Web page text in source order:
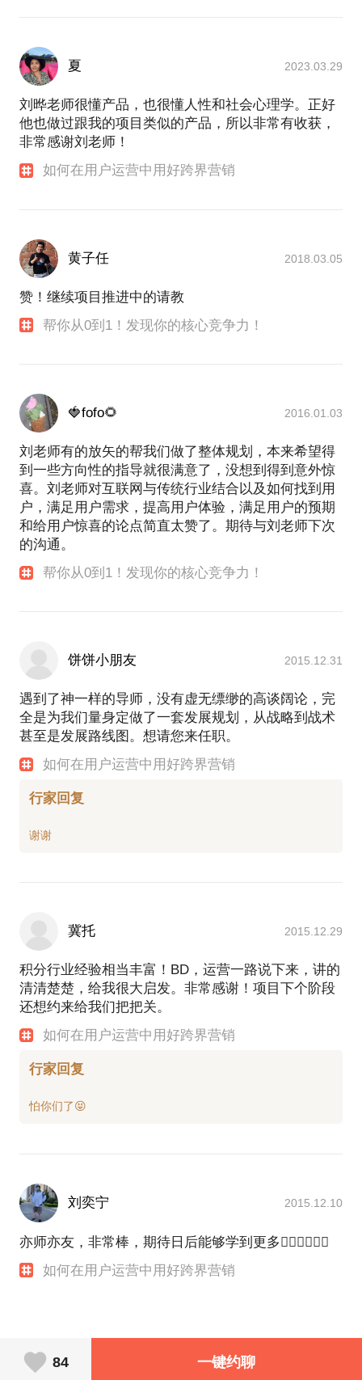
夏 2023.03.29
刘晔老师很懂产品，也很懂人性和社会心理学。正好
他也做过跟我的项目类似的产品，所以非常有收获，
非常感谢刘老师！
如何在用户运营中用好跨界营销
黄子任 2018.03.05
赞！继续项目推进中的请教
帮你从0到1！发现你的核心竞争力！
🍓fofo🌻 2016.01.03
刘老师有的放矢的帮我们做了整体规划，本来希望得
到一些方向性的指导就很满意了，没想到得到意外惊
喜。刘老师对互联网与传统行业结合以及如何找到用
户，满足用户需求，提高用户体验，满足用户的预期
和给用户惊喜的论点简直太赞了。期待与刘老师下次
的沟通。
帮你从0到1！发现你的核心竞争力！
饼饼小朋友 2015.12.31
遇到了神一样的导师，没有虚无缥缈的高谈阔论，完
全是为我们量身定做了一套发展规划，从战略到战术
甚至是发展路线图。想请您来任职。
如何在用户运营中用好跨界营销
行家回复
冀托 2015.12.29
积分行业经验相当丰富！BD，运营一路说下来，讲的
清清楚楚，给我很大启发。非常感谢！项目下个阶段
还想约来给我们把把关。
如何在用户运营中用好跨界营销
行家回复
刘奕宁 2015.12.10
亦师亦友，非常棒，期待日后能够学到更多👍🏻👍🏻👍🏻
如何在用户运营中用好跨界营销
84 一键约聊